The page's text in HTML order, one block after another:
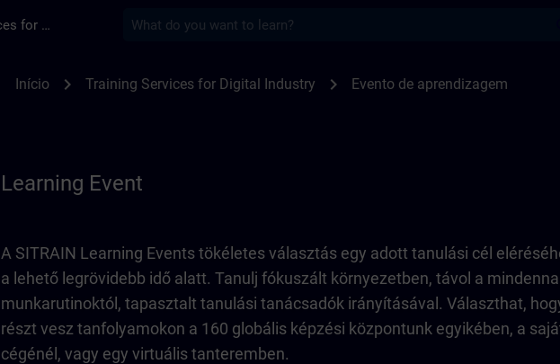
Training Services for Digital Industries
Início chevron_right Training Services for Digital Industry chevron_right Evento de aprendizagem
Learning Event
A SITRAIN Learning Events tökéletes választás egy adott tanulási cél
a lehető legrövidebb idő alatt. Tanulj fókuszált környezetben, távol a
munkarutinoktól, tapasztalt tanulási tanácsadók irányításával. Választhat,
részt vesz tanfolyamokon a 160 globális képzési központunk egyikében, a
cégénél, vagy egy virtuális tanteremben.